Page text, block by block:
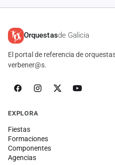
Orquestasde Galicia
El portal de referencia de
verbener@s.
EXPLORA
Fiestas
Formaciones
Componentes
Agencias